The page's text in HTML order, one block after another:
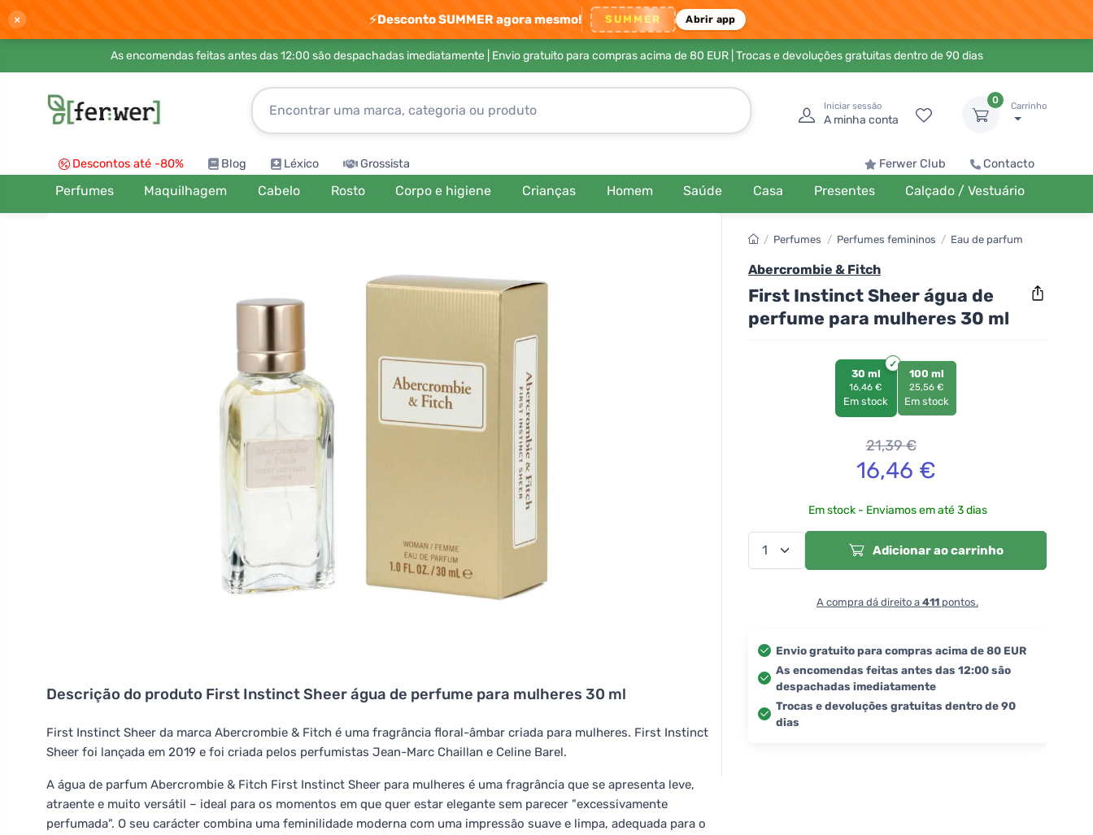
× ⚡Desconto SUMMER agora mesmo! SUMMER Abrir app
As encomendas feitas antes das 12:00 são despachadas imediatamente | Envio gratuito para compras acima de 80 EUR| Trocas e devoluções gratuitas dentro de 90 dias
Iniciar sessão
A minha conta
0
Carrinho
Descontos até -80% Blog Léxico Grossista Ferwer Club Contacto
Perfumes Maquilhagem Cabelo Rosto Corpo e higiene Crianças Homem Saúde Casa Presentes Calçado / Vestuário
Descrição do produto First Instinct Sheer água de perfume para mulheres 30 ml
First Instinct Sheer da marca Abercrombie & Fitch é uma fragrância floral-âmbar criada para mulheres. First Instinct
Sheer foi lançada em 2019 e foi criada pelos perfumistas Jean-Marc Chaillan e Celine Barel.
A água de parfum Abercrombie & Fitch First Instinct Sheer para mulheres é uma fragrância que se apresenta leve,
atraente e muito versátil – ideal para os momentos em que quer estar elegante sem parecer "excessivamente
perfumada". O seu carácter combina uma feminilidade moderna com uma impressão suave e limpa, adequada para o
/ Perfumes / Perfumes femininos / Eau de parfum
Abercrombie & Fitch
First Instinct Sheer água de
perfume para mulheres 30 ml
30 ml
16,46 €
Em stock
100 ml
25,56 €
Em stock
21,39€
16,46 €
Em stock - Enviamos em até 3 dias
Adicionar ao carrinho
A compra dá direito a 411 pontos.
Envio gratuito para compras acima de 80 EUR
As encomendas feitas antes das 12:00 são
despachadas imediatamente
Trocas e devoluções gratuitas dentro de 90
dias